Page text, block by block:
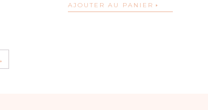
AJOUTER AU PANIER